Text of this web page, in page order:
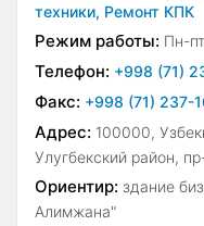
техники, Ремонт КПК
Режим работы: Пн-
Телефон: +998 (71)
Факс: +998 (71) 237-
Адрес: 100000,
Улугбекский район,
Ориентир: здание
Алимжана"